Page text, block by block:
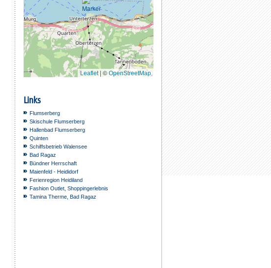
Leaflet | © OpenStreetMap
Links
Flumserberg
Skischule Flumserberg
Hallenbad Flumserberg
Quinten
Schiffsbetrieb Walensee
Bad Ragaz
Bündner Herrschaft
Maienfeld - Heididorf
Ferienregion Heidiland
Fashion Outlet, Shoppingerlebnis
Tamina Therme, Bad Ragaz